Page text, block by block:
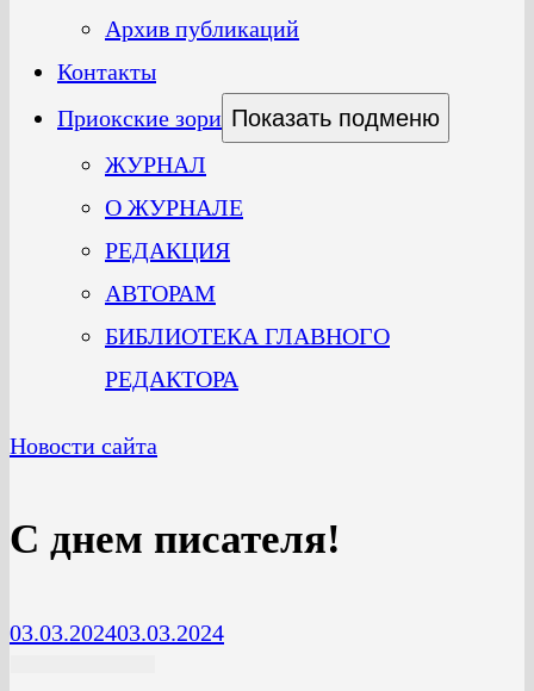
Архив публикаций
Контакты
Приокские зори Показать подменю
ЖУРНАЛ
О ЖУРНАЛЕ
РЕДАКЦИЯ
АВТОРАМ
БИБЛИОТЕКА ГЛАВНОГО
РЕДАКТОРА
Новости сайта
С днем писателя!
03.03.202403.03.2024